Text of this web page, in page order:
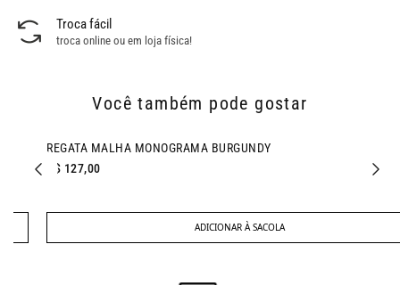
Troca fácil
troca online ou em loja física!
Você também pode gostar
REGATA MALHA MONOGRAMA BURGUNDY
R$ 127,00
ADICIONAR À SACOLA